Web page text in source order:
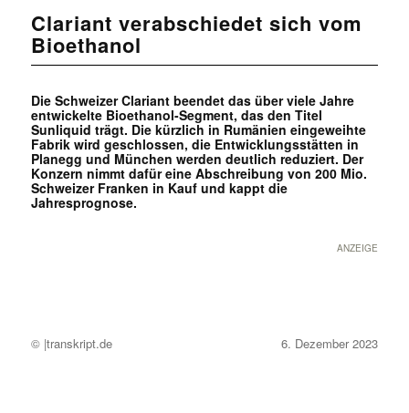
Clariant verabschiedet sich vom
Bioethanol
Die Schweizer Clariant beendet das über viele Jahre
entwickelte Bioethanol-Segment, das den Titel
Sunliquid trägt. Die kürzlich in Rumänien eingeweihte
Fabrik wird geschlossen, die Entwicklungsstätten in
Planegg und München werden deutlich reduziert. Der
Konzern nimmt dafür eine Abschreibung von 200 Mio.
Schweizer Franken in Kauf und kappt die
Jahresprognose.
ANZEIGE
© |transkript.de 6. Dezember 2023